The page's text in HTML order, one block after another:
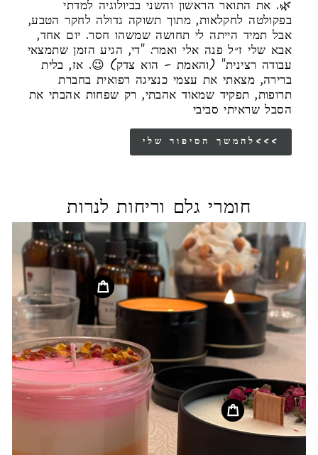
🌿. את התואר הראשון והשני בביולוגיה למדתי
בפקולטה לחקלאות, מתוך תשוקה גדולה לחקר הטבע,
אבל תמיד הייתה לי תחושה שמשהו חסר. יום אחד,
אבא שלי ז״ל פנה אלי ואמר: "די, הגיע הזמן שתמצאי
עבודה רצינית" (והאמת – הוא צדק) 😉. אז, בלית
ברירה, מצאתי את עצמי כנציגה רפואית בחברת
תרופות, תפקיד שמאוד אהבתי, רק שפחות אהבתי את
הסבל שראיתי סביבי
להמשך הסיפור שלי<<<
חומרי גלם וריחות לנרות